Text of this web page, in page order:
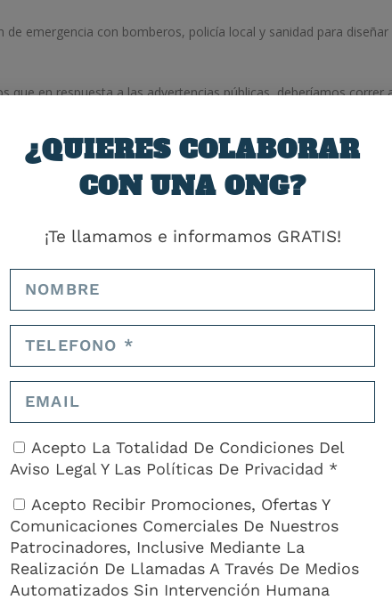
emergencia con bomberos, policía local y sanidad para diseñar
que en respuesta a las advertencias públicas, deberíamos correr
de su trance, al igual que los teóricos de la conspiración, que
de criar y liberar insectos peligrosos, con los que
del bosque lleno de hierba y arbustos.
deben completar un título universitario.
sólo 3 son peligrosas.
tendremos que acudir al hospital a buscar el antídoto.
intencionada o no.
ni se suben a las piernas de las mujeres.
y avispas que por mordeduras de serpientes, pero eso no
hay que acabar con el problema de las serpientes, fumigaremos
¿QUIERES COLABORAR
CON UNA ONG?
¡Te llamamos e informamos GRATIS!
Acepto La Totalidad De Condiciones Del
Aviso Legal Y Las Políticas De Privacidad *
Acepto Recibir Promociones, Ofertas Y
Comunicaciones Comerciales De Nuestros
Patrocinadores, Inclusive Mediante La
Realización De Llamadas A Través De Medios
Automatizados Sin Intervención Humana